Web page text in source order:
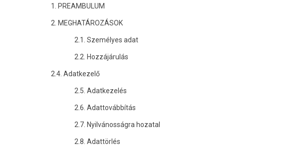
1. PREAMBULUM
2. MEGHATÁROZÁSOK
2.1. Személyes adat
2.2. Hozzájárulás
2.4. Adatkezelő
2.5. Adatkezelés
2.6. Adattovábbítás
2.7. Nyilvánosságra hozatal
2.8. Adattörlés